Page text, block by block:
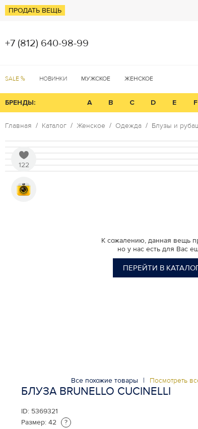
ПРОДАТЬ ВЕЩЬ
+7 (812) 640-98-99
SALE % НОВИНКИ МУЖСКОЕ ЖЕНСКОЕ
БРЕНДЫ: A B C D E F
Главная Каталог Женское Одежда Блузы и
122
К сожалению, данная вещь
но у нас есть для Вас
ПЕРЕЙТИ В
Все похожие товары | Посмотреть
БЛУЗА BRUNELLO CUCINELLI
ID: 5369321
Размер: 42 ?